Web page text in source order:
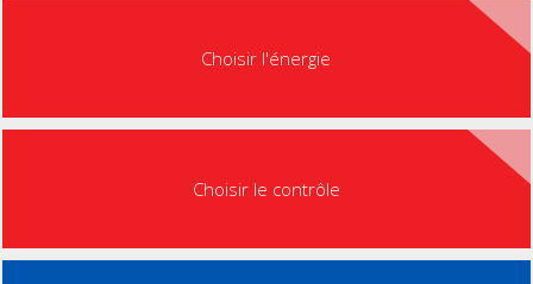
Choisir l'énergie
Choisir le contrôle